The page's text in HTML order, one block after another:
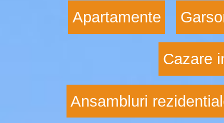
Apartamente
Cazare
Ansambluri